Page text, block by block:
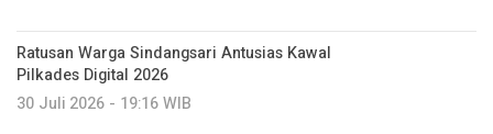
Ratusan Warga Sindangsari Antusias Kawal
Pilkades Digital 2026
30 Juli 2026 - 19:16 WIB